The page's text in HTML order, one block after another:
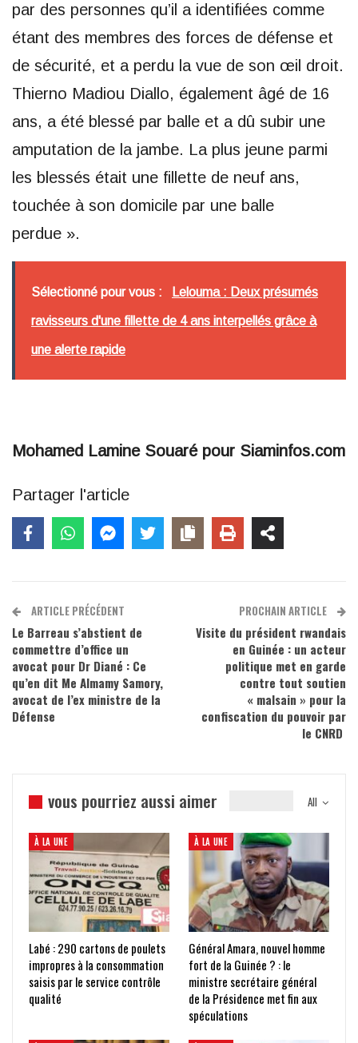
par des personnes qu’il a identifiées comme
étant des membres des forces de défense et
de sécurité, et a perdu la vue de son œil droit.
Thierno Madiou Diallo, également âgé de 16
ans, a été blessé par balle et a dû subir une
amputation de la jambe. La plus jeune parmi
les blessés était une fillette de neuf ans,
touchée à son domicile par une balle
perdue ».
Sélectionné pour vous : Lelouma : Deux présumés
ravisseurs d'une fillette de 4 ans interpellés grâce à
une alerte rapide
Mohamed Lamine Souaré pour Siaminfos.com
Partager l'article
ARTICLE PRÉCÉDENT
Le Barreau s’abstient de
commettre d’office un
avocat pour Dr Diané : Ce
qu’en dit Me Almamy Samory,
avocat de l’ex ministre de la
Défense
PROCHAIN ARTICLE
Visite du président rwandais
en Guinée : un acteur
politique met en garde
contre tout soutien
« malsain » pour la
confiscation du pouvoir par
le CNRD
All
vous pourriez aussi aimer
À LA UNE
Labé : 290 cartons de poulets
impropres à la consommation
saisis par le service contrôle
qualité
À LA UNE
Général Amara, nouvel homme
fort de la Guinée ? : le
ministre secrétaire général
de la Présidence met fin aux
spéculations